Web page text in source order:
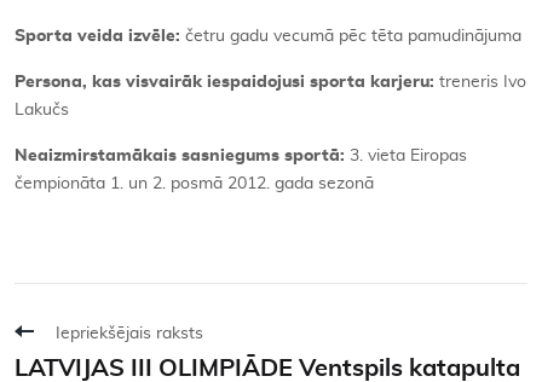
Sporta veida izvēle: četru gadu vecumā pēc tēta pamudinājuma
Persona, kas visvairāk iespaidojusi sporta karjeru: treneris Ivo
Lakučs
Neaizmirstamākais sasniegums sportā: 3. vieta Eiropas
čempionāta 1. un 2. posmā 2012. gada sezonā
Iepriekšējais raksts
LATVIJAS III OLIMPIĀDE Ventspils katapulta